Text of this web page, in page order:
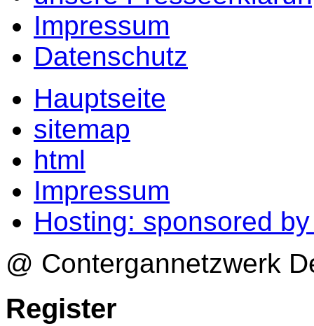
Impressum
Datenschutz
Hauptseite
sitemap
html
Impressum
Hosting: sponsored
@ Contergannetzwerk
Register